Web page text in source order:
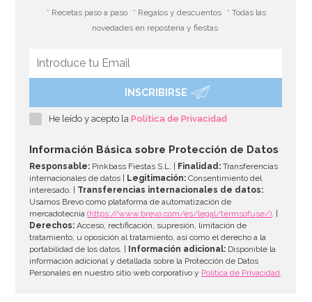
Nordic Ware Jubilee Bundt Pan
AÑADIR
* Recetas paso a paso * Regalos y descuentos
* Todas las
novedades en repostería y fiestas
INSCRIBIRSE
He leído y acepto laPolítica de Privacidad
Información Básica sobre Protección de Datos
Responsable: Pinkbass Fiestas S.L. | Finalidad: Transferencias
internacionales de datos |
Legitimación: Consentimiento del
interesado. | Transferencias internacionales de datos:
Usamos Brevo como plataforma de automatización de
mercadotecnia(https://www.brevo.com/es/legal/termsofuse/). |
Derechos: Acceso, rectificación, supresión, limitación de
tratamiento, u oposición al tratamiento, así como el derecho a la
portabilidad de los datos. |
Información adicional: Disponible la
información adicional y detallada sobre la Protección de Datos
Personales en nuestro sitio web corporativo y Política de Privacidad.